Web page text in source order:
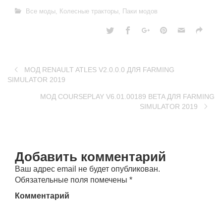
Все моды, Колесные тракторы, Паки модов
МОД RENAULT ATLES V2.0.0.0 ДЛЯ FARMING
SIMULATOR 2019
MOД COURSEPLAY V6.01.00189 BETA ДЛЯ FARMING
SIMULATOR 2019
Добавить комментарий
Ваш адрес email не будет опубликован.
Обязательные поля помечены *
Комментарий